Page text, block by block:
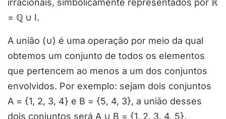
irracionais, simbolicamente representados por ℝ
= ℚ ∪ I.
A união (∪) é uma operação por meio da qual
obtemos um conjunto de todos os elementos
que pertencem ao menos a um dos conjuntos
envolvidos. Por exemplo: sejam dois conjuntos
A = {1, 2, 3, 4} e B = {5, 4, 3}, a união desses
dois conjuntos será A ∪ B = {1, 2, 3, 4, 5}.